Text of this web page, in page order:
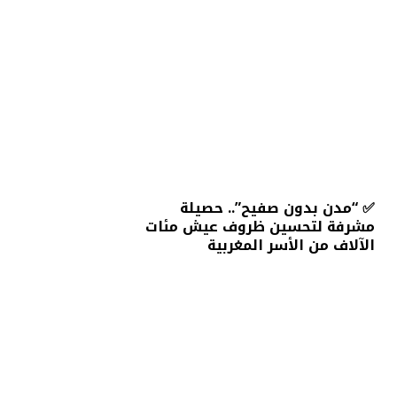
✅ “مدن بدون صفيح”.. حصيلة
مشرفة لتحسين ظروف عيش مئات
الآلاف من الأسر المغربية